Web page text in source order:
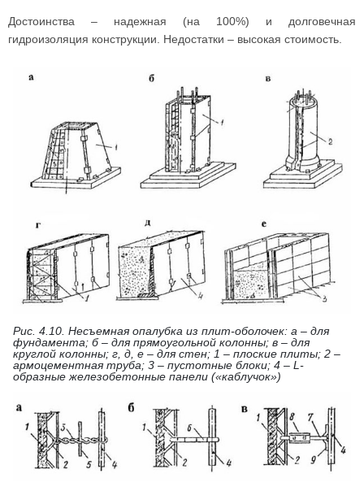
Достоинства – надежная (на 100%) и долговечная
гидроизоляция конструкции. Недостатки – высокая стоимость.
Рис. 4.10. Несъемная опалубка из плит-оболочек: а – для
фундамента; б – для прямоугольной колонны; в – для
круглой колонны; г, д, е – для стен; 1 – плоские плиты; 2 –
армоцементная труба; 3 – пустотные блоки; 4 – L-
образные железобетонные панели («каблучок»)